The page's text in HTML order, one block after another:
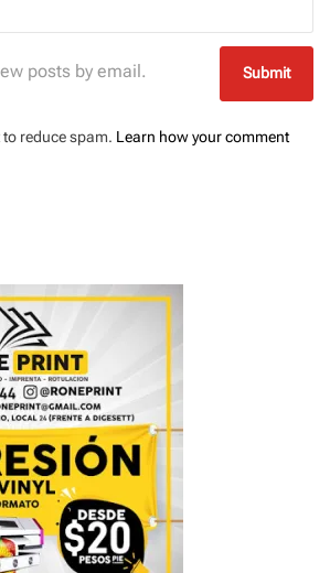
posts by email.
reduce spam. Learn how your comment